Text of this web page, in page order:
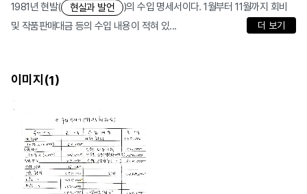
1981년 현발( 현실과 발언
)의 수입 명세서이다. 1월부터 11월까지 회비
및 작품판매대금 등의 수입 내용이 적혀 있...
더 보기
이미지(1)